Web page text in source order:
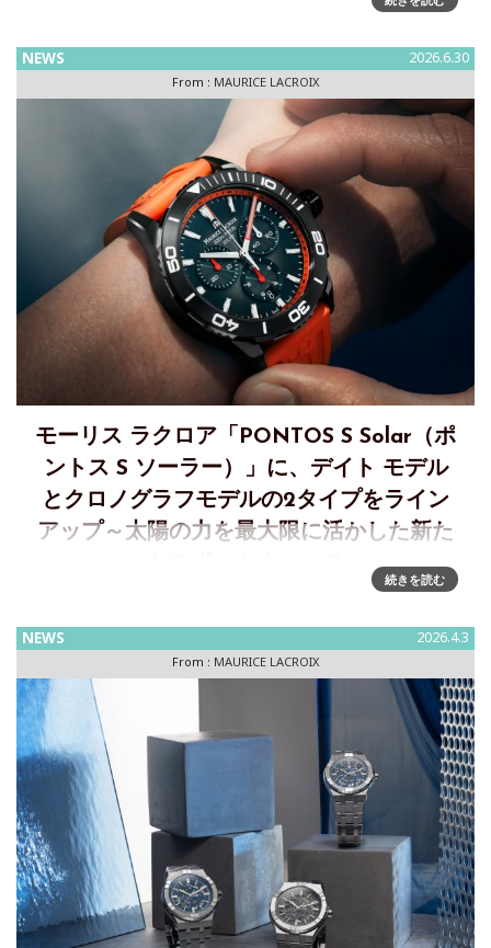
歴史において重要な意味を持つ6月23日。モーリス・ラクロア
NEWS 2026.6.30
From : MAURICE LACROIX
モーリス ラクロア「PONTOS S Solar（ポ
ントス S ソーラー）」に、デイト モデル
とクロノグラフモデルの2タイプをライン
アップ～太陽の力を最大限に活かした新た
CHRONOGRAPH」、太陽の力を最大限に活かした新たなスポ
ーツウォッチ ～より速く。より遠くへ。より大きなアドレナ
リンをモーリス・ラクロアの新作「PONTOS
続きを読む
NEWS 2026.4.3
From : MAURICE LACROIX